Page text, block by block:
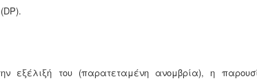
εξέλιξή του (παρατεταμένη ανομβρία), η